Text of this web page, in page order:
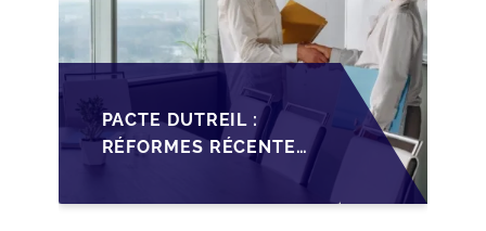
PACTE DUTREIL :
RÉFORMES RÉCENTES
TRANSMISSION DES